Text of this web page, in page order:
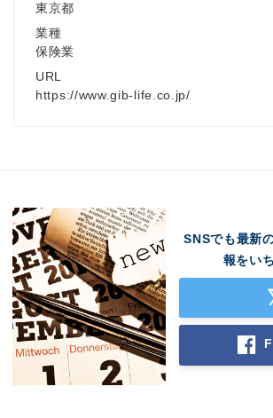
東京都
業種
保険業
URL
https://www.gib-life.co.jp/
SNSでも最新
報をい